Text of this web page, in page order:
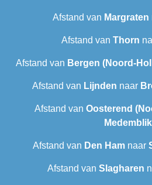
Afstand van Margraten
Afstand van Thorn
Afstand van Bergen (Noord-
Afstand van Lijnden naar
Afstand van Oosterend
Medemblik
Afstand van Den Hamnaar
Afstand van Slagharen